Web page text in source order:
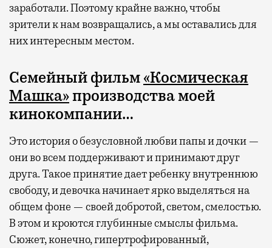
заработали. Поэтому крайне важно, чтобы
зрители к нам возвращались, а мы оставались для
них интересным местом.
Семейный фильм«Космическая
Машка»производства моей
кинокомпании…
Это история о безусловной любви папы и дочки —
они во всем поддерживают и принимают друг
друга. Такое принятие дает ребенку внутреннюю
свободу, и девочка начинает ярко выделяться на
общем фоне — своей добротой, светом, смелостью.
В этом и кроются глубинные смыслы фильма.
Сюжет, конечно, гипертрофированный,